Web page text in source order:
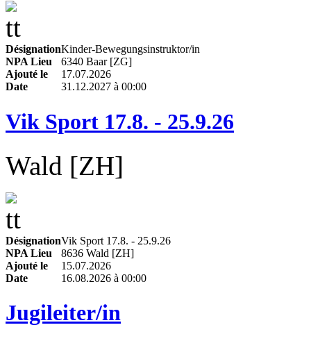
DésignationKinder‑Bewegungsinstruktor/in
NPA Lieu
6340 Baar [ZG]
Ajouté le
17.07.2026
Date
31.12.2027 à 00:00
Vik Sport 17.8. - 25.9.26
Wald [ZH]
DésignationVik Sport 17.8. - 25.9.26
NPA Lieu
8636 Wald [ZH]
Ajouté le
15.07.2026
Date
16.08.2026 à 00:00
Jugileiter/in